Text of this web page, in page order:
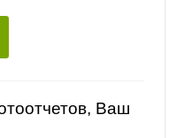
Ваш